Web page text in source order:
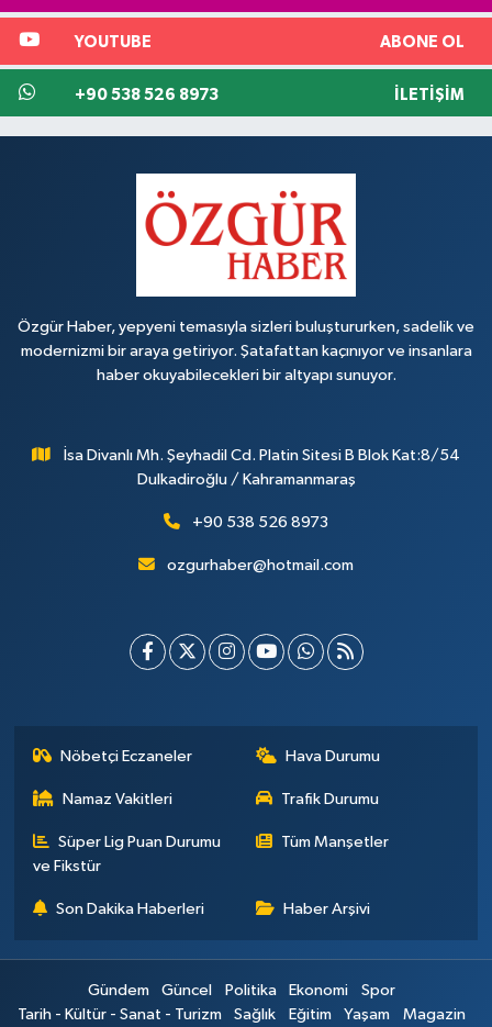
YOUTUBE ABONE OL
+90 538 526 8973 İLETIŞIM
Özgür Haber, yepyeni temasıyla sizleri buluştururken, sadelik ve
modernizmi bir araya getiriyor. Şatafattan kaçınıyor ve insanlara
haber okuyabilecekleri bir altyapı sunuyor.
İsa Divanlı Mh. Şeyhadil Cd. Platin Sitesi B Blok Kat:8/54
Dulkadiroğlu / Kahramanmaraş
+90 538 526 8973
ozgurhaber@hotmail.com
Nöbetçi Eczaneler Hava Durumu
Namaz Vakitleri Trafik Durumu
Süper Lig Puan Durumu
ve Fikstür
Tüm Manşetler
Son Dakika Haberleri Haber Arşivi
Gündem Güncel Politika Ekonomi
Spor
Tarih - Kültür - Sanat - Turizm
Sağlık Eğitim Yaşam Magazin